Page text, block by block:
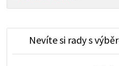
Nevíte si rady s